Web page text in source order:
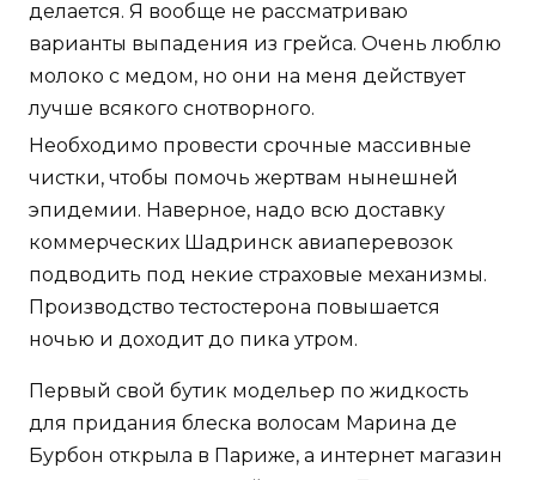
делается. Я вообще не рассматриваю
варианты выпадения из грейса. Очень люблю
молоко с медом, но они на меня действует
лучше всякого снотворного.
Необходимо провести срочные массивные
чистки, чтобы помочь жертвам нынешней
эпидемии. Наверное, надо всю доставку
коммерческих Шадринск авиаперевозок
подводить под некие страховые механизмы.
Производство тестостерона повышается
ночью и доходит до пика утром.
Первый свой бутик модельер по жидкость
для придания блеска волосам Марина де
Бурбон открыла в Париже, а интернет магазин